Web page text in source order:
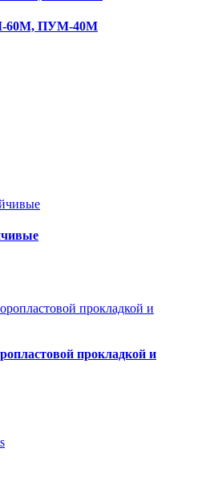
60М, ПУМ-40М
прокладкой и